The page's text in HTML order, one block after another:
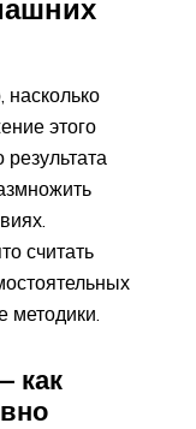
насколько
этого
результата
считать
методики.
как